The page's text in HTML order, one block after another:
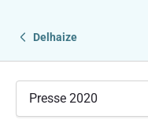
Delhaize
Presse 2020